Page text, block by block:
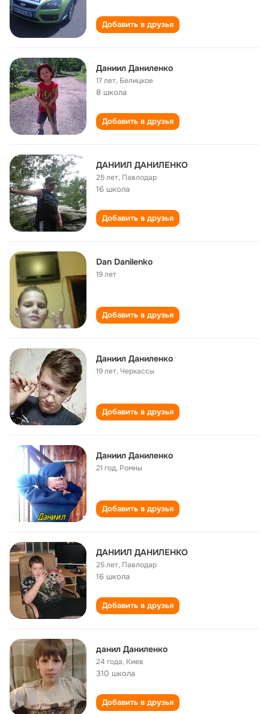
Добавить в друзья
Даниил Даниленко
17 лет, Белицкое
8 школа
Добавить в друзья
ДАНИИЛ ДАНИЛЕНКО
25 лет, Павлодар
16 школа
Добавить в друзья
Dan Danilenko
19 лет
Добавить в друзья
Даниил Даниленко
19 лет,Черкассы
Добавить в друзья
Даниил Даниленко
21 год, Ромны
Добавить в друзья
ДАНИИЛ ДАНИЛЕНКО
25 лет, Павлодар
16 школа
Добавить в друзья
данил Даниленко
24 года, Киев
310 школа
Добавить в друзья